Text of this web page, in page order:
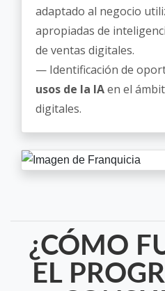
adaptado al negocio
apropiadas de
de ventas digitales.
— Identificación de
usos de la IAen el
digitales.
¿CÓMO
EL